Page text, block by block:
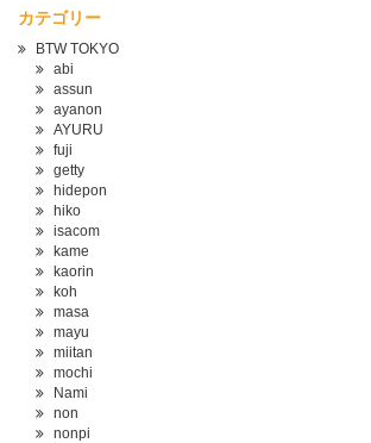
カテゴリー
BTW TOKYO
abi
assun
ayanon
AYURU
fuji
getty
hidepon
hiko
isacom
kame
kaorin
koh
masa
mayu
miitan
mochi
Nami
non
nonpi